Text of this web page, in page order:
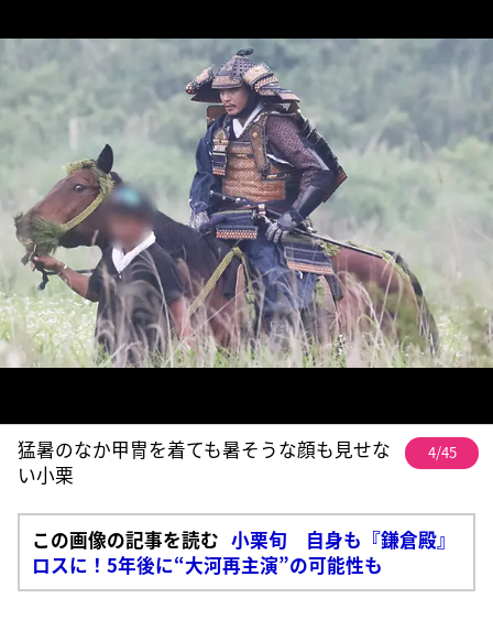
猛暑のなか甲冑を着ても暑そうな顔も見せな
い小栗
4/45
この画像の記事を読む 小栗旬 自身も『鎌倉殿』
ロスに！5年後に“大河再主演”の可能性も